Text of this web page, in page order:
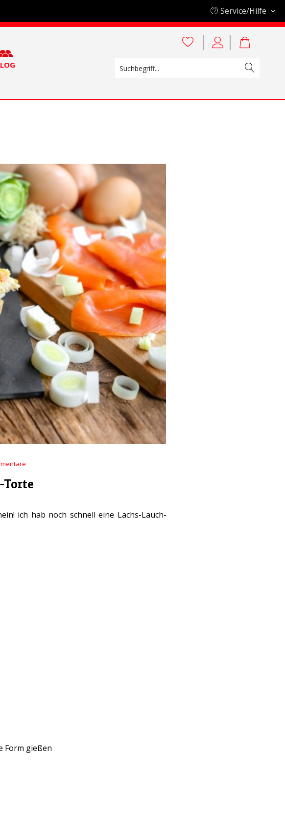
Service/Hilfe
Torte
ich hab noch schnell eine Lachs-Lauch-
Form gießen